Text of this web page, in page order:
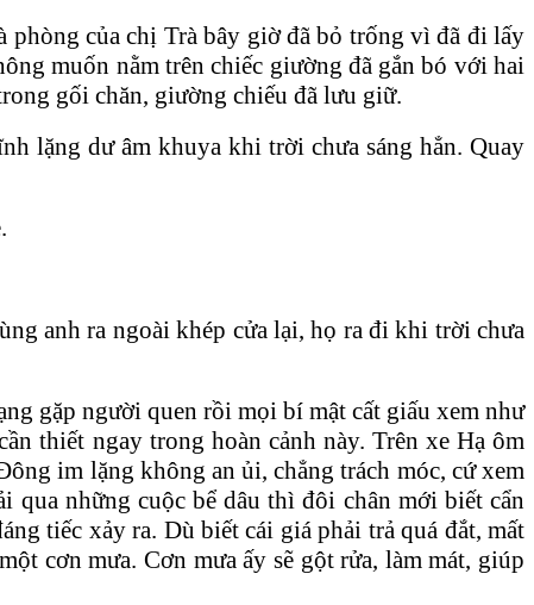
phòng của chị Trà bây giờ đã bỏ trống vì đã đi lấy
muốn nằm trên chiếc giường đã gắn bó với hai
gối chăn, giường chiếu đã lưu giữ.
lặng dư âm khuya khi trời chưa sáng hẳn. Quay
anh ra ngoài khép cửa lại, họ ra đi khi trời chưa
gặp người quen rồi mọi bí mật cất giấu xem như
thiết ngay trong hoàn cảnh này. Trên xe Hạ ôm
im lặng không an ủi, chẳng trách móc, cứ xem
qua những cuộc bể dâu thì đôi chân mới biết cẩn
tiếc xảy ra. Dù biết cái giá phải trả quá đắt, mất
cơn mưa. Cơn mưa ấy sẽ gột rửa, làm mát, giúp